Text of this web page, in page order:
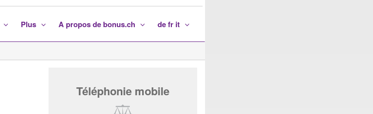
Plus A propos de bonus.ch de fr it
Téléphonie mobile